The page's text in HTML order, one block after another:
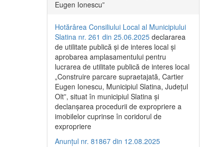
Eugen Ionescu”
Hotărârea Consiliului Local al Municipiului
Slatina nr. 261 din 25.06.2025 declararea
de utilitate publică și de interes local și
aprobarea amplasamentului pentru
lucrarea de utilitate publică de interes local
„Construire parcare supraetajată, Cartier
Eugen Ionescu, Municipiul Slatina, Județul
Olt”, situat în municipiul Slatina și
declanșarea procedurii de expropriere a
imobilelor cuprinse în coridorul de
expropriere
Anunțul nr. 81867 din 12.08.2025